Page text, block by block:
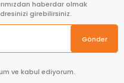
haberdar olmak
girebilirsiniz.
Gönder
ve kabul ediyorum.